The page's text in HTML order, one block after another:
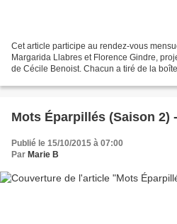
Cet article participe au rendez-vous
Margarida Llabres et Florence Gindre,
de Cécile Benoist. Chacun a tiré de la
Mots Éparpillés (Saison 2)
Publié le 15/10/2015 à 07:00
Par Marie B